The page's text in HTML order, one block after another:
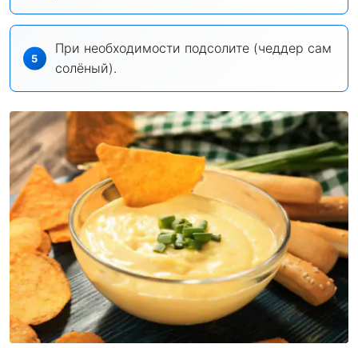
При необходимости подсолите (чеддер сам
солёный).